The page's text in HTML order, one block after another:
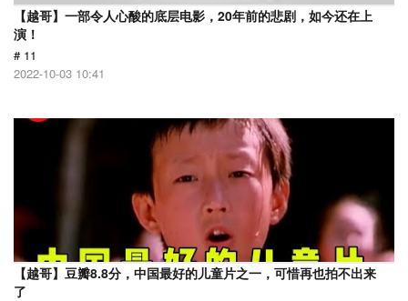
【越哥】一部令人心酸的底层电影，20年前的悲剧，如今还在上
演！
# 11
2022-10-03 10:41
【越哥】豆瓣8.8分，中国最好的儿童片之一，可惜再也拍不出来
了